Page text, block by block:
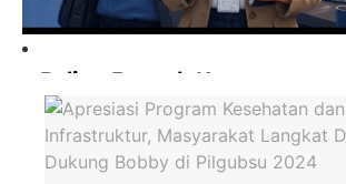
Paling Banyak Komentar